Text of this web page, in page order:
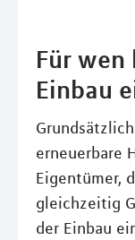
Für
Einbau
erneuerbare
Eigentümer,
gleichzeitig
der Einbau